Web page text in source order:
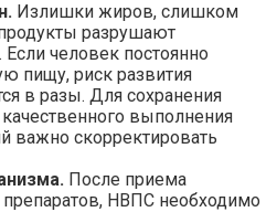
Излишки жиров, слишком
разрушают
человек постоянно
пищу, риск развития
в разы. Для сохранения
выполнения
важно скорректировать
После приема
препаратов, НВПС необходимо